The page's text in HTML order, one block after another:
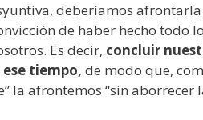
deberíamos
de haber hecho todo
Es decir, concluir
tiempo, de modo que,
la afrontemos “sin aborrecer